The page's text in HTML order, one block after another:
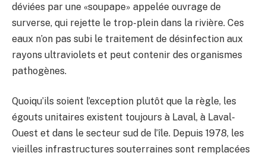
déviées par une «soupape» appelée ouvrage de
surverse, qui rejette le trop-plein dans la rivière. Ces
eaux n’on pas subi le traitement de désinfection aux
rayons ultraviolets et peut contenir des organismes
pathogènes.
Quoiqu’ils soient l’exception plutôt que la règle, les
égouts unitaires existent toujours à Laval, à Laval-
Ouest et dans le secteur sud de l’île. Depuis 1978, les
vieilles infrastructures souterraines sont remplacées